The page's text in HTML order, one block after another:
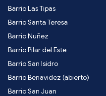
Barrio Las Tipas
Barrio Santa Teresa
Barrio Nuñez
Barrio Pilar del Este
Barrio San Isidro
Barrio Benavidez (abierto)
Barrio San Juan